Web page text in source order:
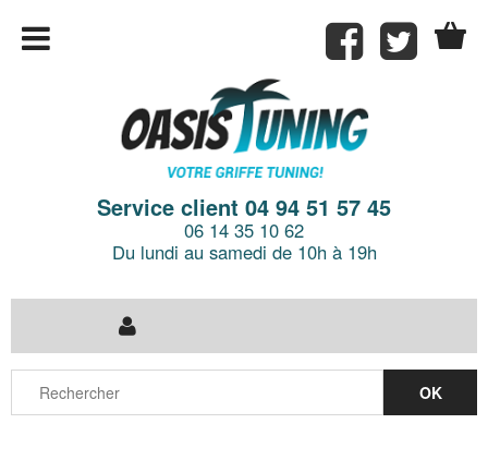
Service client 04 94 51 57 45
06 14 35 10 62
Du lundi au samedi de 10h à 19h